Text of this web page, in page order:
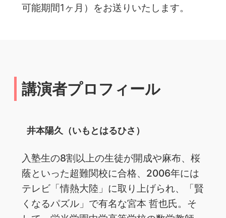
可能期間1ヶ月）をお送りいたします。
講演者プロフィール
井本陽久（いもとはるひさ）
入塾生の8割以上の生徒が開成や麻布、桜
蔭といった超難関校に合格、️2006年には
テレビ「情熱大陸」に取り上げられ、「賢
くなるパズル」で有名な宮本 哲也氏。そ